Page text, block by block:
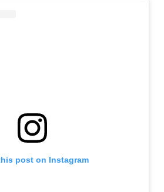
post on Instagram